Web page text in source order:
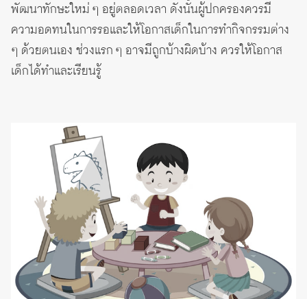
พัฒนาทักษะใหม่ ๆ อยู่ตลอดเวลา ดังนั้นผู้ปกครองควรมี
ความอดทนในการรอและให้โอกาสเด็กในการทำกิจกรรมต่าง
ๆ ด้วยตนเอง ช่วงแรก ๆ อาจมีถูกบ้างผิดบ้าง ควรให้โอกาส
เด็กได้ทำและเรียนรู้